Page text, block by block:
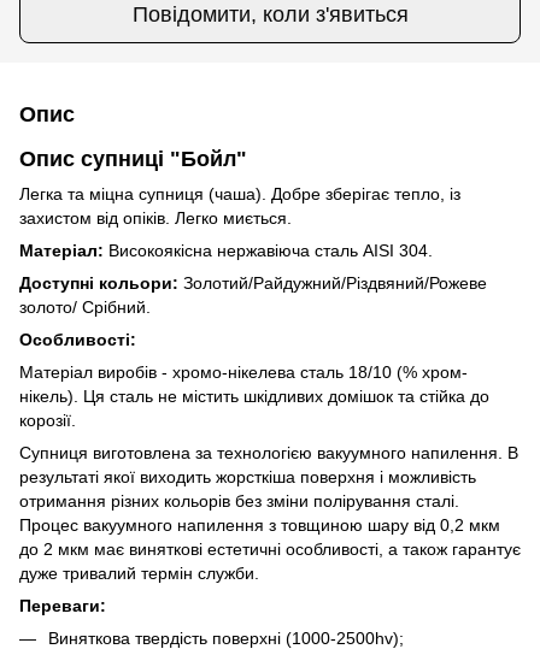
Повідомити, коли з'явиться
Опис
Опис супниці "Бойл"
Легка та міцна супниця (чаша). Добре зберігає тепло, із
захистом від опіків. Легко миється.
Матеріал: Високоякісна нержавіюча сталь AISI 304.
Доступні кольори: Золотий/Райдужний/Різдвяний/Рожеве
золото/ Срібний.
Особливості:
Матеріал виробів - хромо-нікелева сталь 18/10 (% хром-
нікель). Ця сталь не містить шкідливих домішок та стійка до
корозії.
Супниця виготовлена за технологією вакуумного напилення. В
результаті якої виходить жорсткіша поверхня і можливість
отримання різних кольорів без зміни полірування сталі.
Процес вакуумного напилення з товщиною шару від 0,2 мкм
до 2 мкм має виняткові естетичні особливості, а також гарантує
дуже тривалий термін служби.
Переваги:
Виняткова твердість поверхні (1000-2500hv);